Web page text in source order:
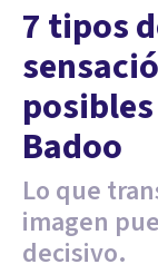
7 tipos
Badoo
Lo que
imagen
decisivo.